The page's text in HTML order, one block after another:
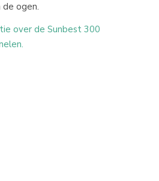
de ogen.
over de Sunbest 300